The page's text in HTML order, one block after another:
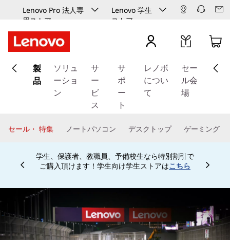
Lenovo Pro 法人専
用ストア
Lenovo 学生
ストア
イ
ン
ッ
す
る
製
品
ソリュ
ーショ
ン
サ
ー
ビ
ス
サ
ポ
ー
ト
レノボ
につい
て
セー
ル会
場
セール・ 特集 ノートパソコン デスクトップ ゲーミング
学生、保護者、教職員、予備校生なら特別割引で
ご購入頂けます！学生向け学生ストアはこちら
Currently displaying item 4 of